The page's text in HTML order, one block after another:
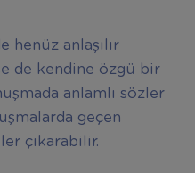
henüz anlaşılır
de kendine özgü bir
anlamlı sözler
geçen
çıkarabilir.